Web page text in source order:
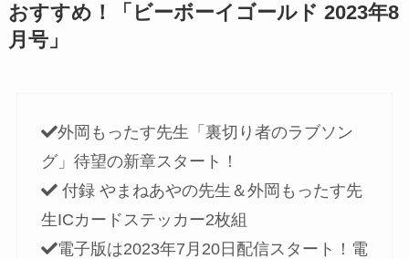
おすすめ！「ビーボーイゴールド 2023年8
月号」
外岡もったす先生「裏切り者のラブソン
グ」待望の新章スタート！
付録 やまねあやの先生＆外岡もったす先
生ICカードステッカー2枚組
電子版は2023年7月20日配信スタート！電